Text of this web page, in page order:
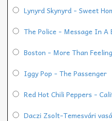
Lynyrd Skynyrd - Sweet
The Police - Message In A
Boston - More Than Feeling
Iggy Pop - The Passenger
Red Hot Chili Peppers -
Daczi Zsolt-Temesvári